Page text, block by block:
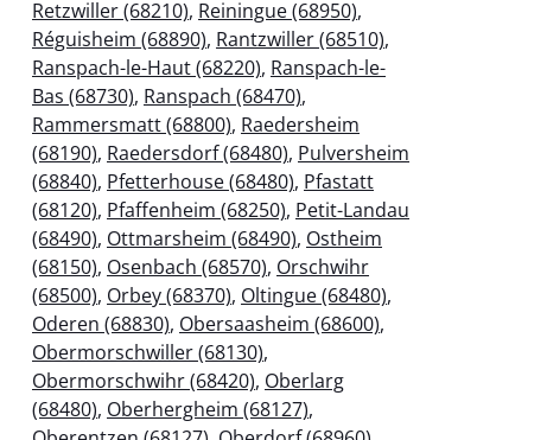
Retzwiller (68210), Reiningue (68950),
Réguisheim (68890), Rantzwiller (68510),
Ranspach-le-Haut (68220), Ranspach-le-
Bas (68730), Ranspach (68470),
Rammersmatt (68800), Raedersheim
(68190), Raedersdorf (68480), Pulversheim
(68840), Pfetterhouse (68480), Pfastatt
(68120), Pfaffenheim (68250), Petit-Landau
(68490), Ottmarsheim (68490), Ostheim
(68150), Osenbach (68570), Orschwihr
(68500), Orbey (68370), Oltingue (68480),
Oderen (68830), Obersaasheim (68600),
Obermorschwiller (68130),
Obermorschwihr (68420), Oberlarg
(68480), Oberhergheim (68127),